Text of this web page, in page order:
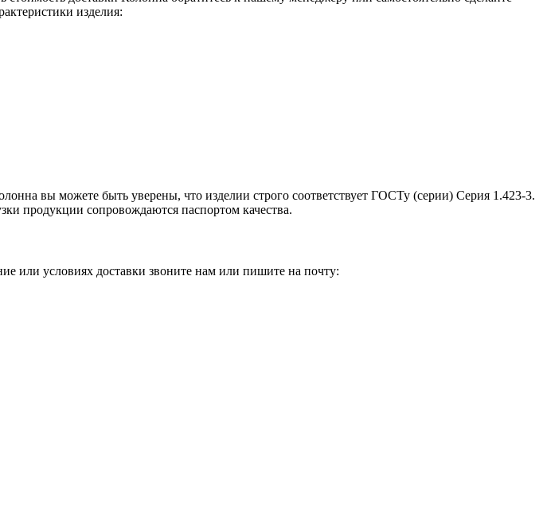
изделия:
вы можете быть уверены, что изделии строго соответствует ГОСТу (серии) Серия 1.423-3.
продукции сопровождаются паспортом качества.
или условиях доставки звоните нам или пишите на почту: